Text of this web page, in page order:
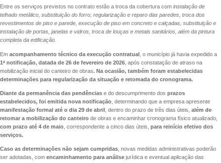
Entre os serviços previstos no contrato estão a troca da cobertura com instalação de
telhado metálico, substituição do forro, regularização e reparo das paredes, troca dos
revestimentos de piso e parede, execução de piso em concreto e calçadas, substituição e
instalação de portas, janelas e vidros, troca de louças e metais sanitários, além da pintura
completa da edificação.
Em acompanhamento técnico da execução contratual , o município já havia expedido a
1ª notificação, datada de 26 de fevereiro de 2026 , após constatação de atraso na
mobilização inicial do canteiro de obras. Na ocasião, também foram estabelecidas
determinações para regularização da situação e retomada do cronograma.
Diante da permanência das pendências e do descumprimento dos prazos
estabelecidos, foi emitida nova notificação , determinando que a empresa apresente
manifestação formal até o dia 29 de abril , dentro do prazo de três dias úteis, além de
retomar a mobilização do canteiro de obras e encaminhar cronograma físico atualizado,
com prazo até 4 de maio , correspondente a cinco dias úteis, para reinício efetivo dos
serviços.
Caso as determinações não sejam cumpridas , novas medidas administrativas poderão
ser adotadas, com encaminhamento para análise jurídica e eventual aplicação das